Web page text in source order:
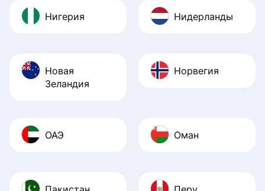
Нигерия Нидерланды
Новая
Зеландия
Норвегия
ОАЭ Оман